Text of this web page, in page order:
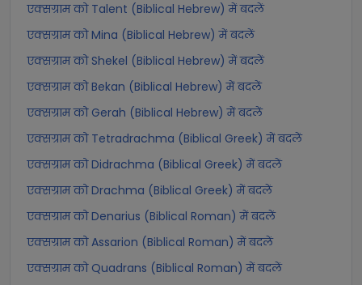
एक्सग्राम को Talent (Biblical Hebrew) में बदलें
एक्सग्राम को Mina (Biblical Hebrew) में बदलें
एक्सग्राम को Shekel (Biblical Hebrew) में बदलें
एक्सग्राम को Bekan (Biblical Hebrew) में बदलें
एक्सग्राम को Gerah (Biblical Hebrew) में बदलें
एक्सग्राम को Tetradrachma (Biblical Greek) में बदलें
एक्सग्राम को Didrachma (Biblical Greek) में बदलें
एक्सग्राम को Drachma (Biblical Greek) में बदलें
एक्सग्राम को Denarius (Biblical Roman) में बदलें
एक्सग्राम को Assarion (Biblical Roman) में बदलें
एक्सग्राम को Quadrans (Biblical Roman) में बदलें